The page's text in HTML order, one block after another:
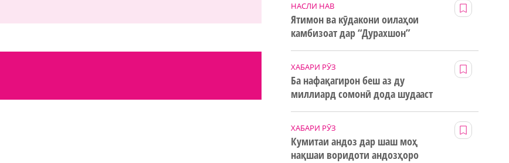
НАСЛИ НАВ
Ятимон ва кӯдакони оилаҳои
камбизоат дар “Дурахшон”
ХАБАРИ РӮЗ
Ба нафақагирон беш аз ду
миллиард сомонӣ дода шудааст
ХАБАРИ РӮЗ
Кумитаи андоз дар шаш моҳ
нақшаи воридоти андозҳоро